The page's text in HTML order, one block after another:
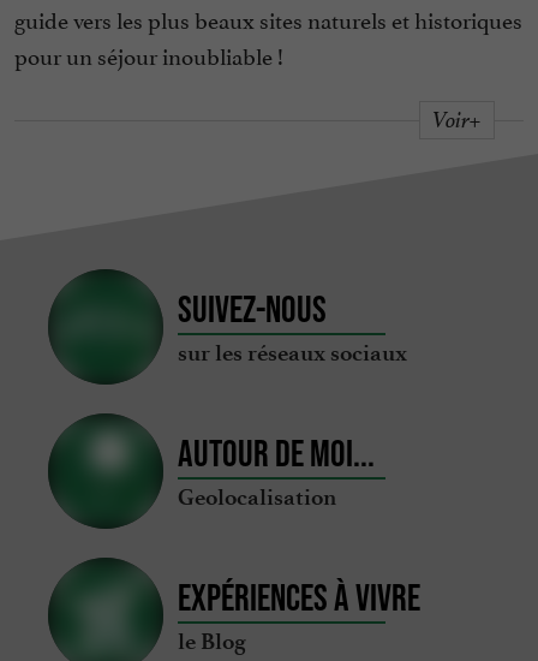
guide vers les plus beaux sites naturels et historiques
pour un séjour inoubliable !
Voir+
Suivez-nous
sur les réseaux sociaux
Autour de moi...
Geolocalisation
Expériences à vivre
le Blog